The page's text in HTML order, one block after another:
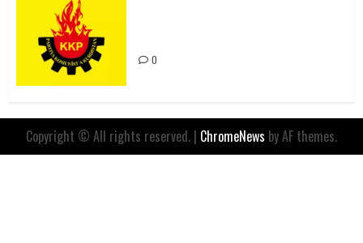
0
Copyright © All rights reserved. | ChromeNews by AF themes.